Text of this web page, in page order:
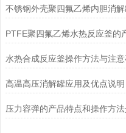
水热合成反应釜操作方法与注
高温高压消解罐应用及优点说明
压力容弹的产品特点和操作方